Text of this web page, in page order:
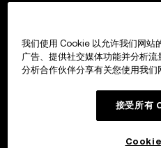
我们使用 Cookie 以允许我们网站
广告、提供社交媒体功能并分析
分析合作伙伴分享有关您使用我们
接受所有